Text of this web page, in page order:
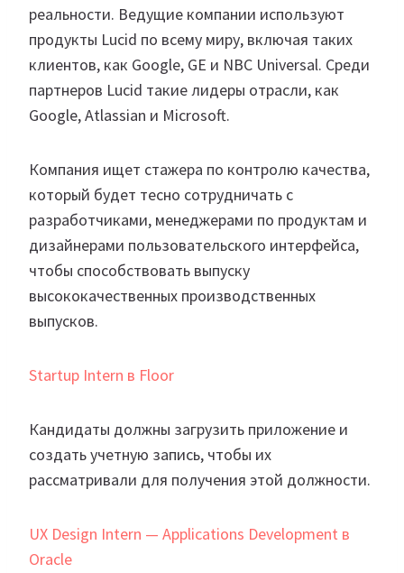
реальности. Ведущие компании используют
продукты Lucid по всему миру, включая таких
клиентов, как Google, GE и NBC Universal. Среди
партнеров Lucid такие лидеры отрасли, как
Google, Atlassian и Microsoft.
Компания ищет стажера по контролю качества,
который будет тесно сотрудничать с
разработчиками, менеджерами по продуктам и
дизайнерами пользовательского интерфейса,
чтобы способствовать выпуску
высококачественных производственных
выпусков.
Startup Intern в Floor
Кандидаты должны загрузить приложение и
создать учетную запись, чтобы их
рассматривали для получения этой должности.
UX Design Intern — Applications Development в
Oracle